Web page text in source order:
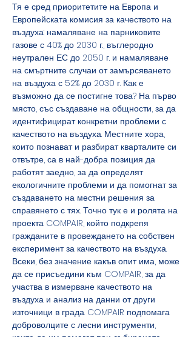
Тя е сред приоритетите на Европа и
Европейската комисия за качеството на
въздуха: намаляване на парниковите
газове с 40% до 2030 г., въглеродно
неутрален ЕС до 2050 г. и намаляване
на смъртните случаи от замърсяването
на въздуха с 52% до 2030 г. Как е
възможно да се постигне това? На първо
място, със създаване на общности, за да
идентифицират конкретни проблеми с
качеството на въздуха. Местните хора,
които познават и разбират кварталите си
отвътре, са в най-добра позиция да
работят заедно, за да определят
екологичните проблеми и да помогнат за
създаването на местни решения за
справянето с тях. Точно тук е и ролята на
проекта COMPAIR, който подкрепя
гражданите в провеждането на собствен
експеримент за качеството на въздуха.
Всеки, без значение какъв опит има, може
да се присъедини към COMPAIR, за да
участва в измерване качеството на
въздуха и анализ на данни от други
източници в града. COMPAIR подпомага
доброволците с лесни инструменти,